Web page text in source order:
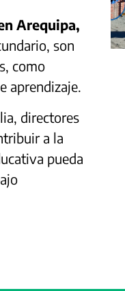
Arequipa,
son
como
aprendizaje.
directores
a la
pueda